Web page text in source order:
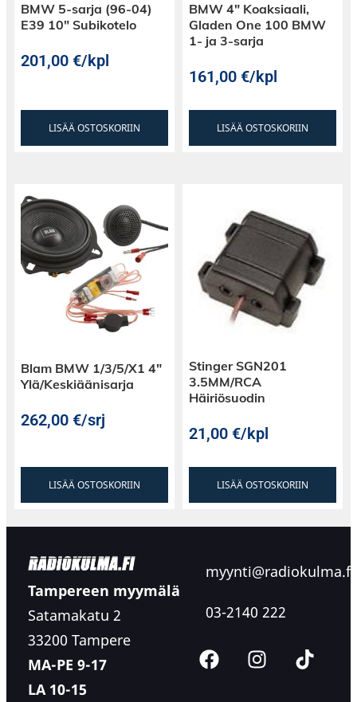
BMW 5-sarja (96-04)
E39 10″ Subikotelo
201,00€/kpl
LISÄÄ OSTOSKORIIN
BMW 4″ Koaksiaali,
Gladen One 100 BMW
1- ja 3-sarja
161,00€/kpl
LISÄÄ OSTOSKORIIN
Blam BMW 1/3/5/X1 4″
Ylä/Keskiäänisarja
262,00€/srj
LISÄÄ OSTOSKORIIN
Stinger SGN201
3.5MM/RCA
Häiriösuodin
21,00€/kpl
LISÄÄ OSTOSKORIIN
Tampereen myymälä
Satamakatu 2
33200 Tampere
MA-PE 9-17
LA 10-15
myynti@radiokulma.fi
03-2140 222